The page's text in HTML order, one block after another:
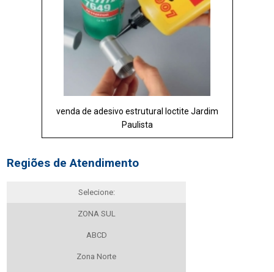
venda de adesivo estrutural loctite Jardim
Paulista
Regiões de Atendimento
Selecione:
ZONA SUL
ABCD
Zona Norte